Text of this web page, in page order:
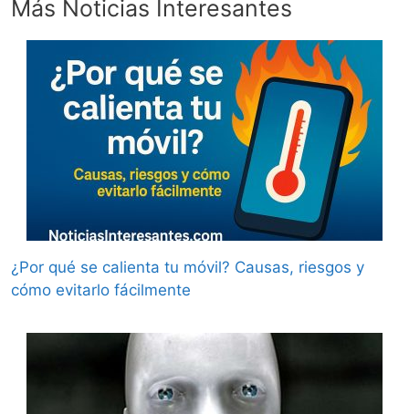
Más Noticias Interesantes
¿Por qué se calienta tu móvil? Causas, riesgos y
cómo evitarlo fácilmente